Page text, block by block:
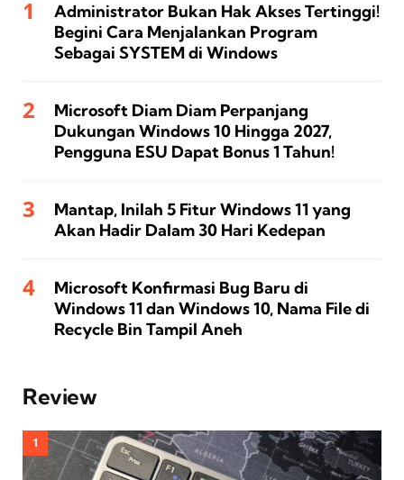
Administrator Bukan Hak Akses Tertinggi!
Begini Cara Menjalankan Program
Sebagai SYSTEM di Windows
Microsoft Diam Diam Perpanjang
Dukungan Windows 10 Hingga 2027,
Pengguna ESU Dapat Bonus 1 Tahun!
Mantap, Inilah 5 Fitur Windows 11 yang
Akan Hadir Dalam 30 Hari Kedepan
Microsoft Konfirmasi Bug Baru di
Windows 11 dan Windows 10, Nama File di
Recycle Bin Tampil Aneh
Review